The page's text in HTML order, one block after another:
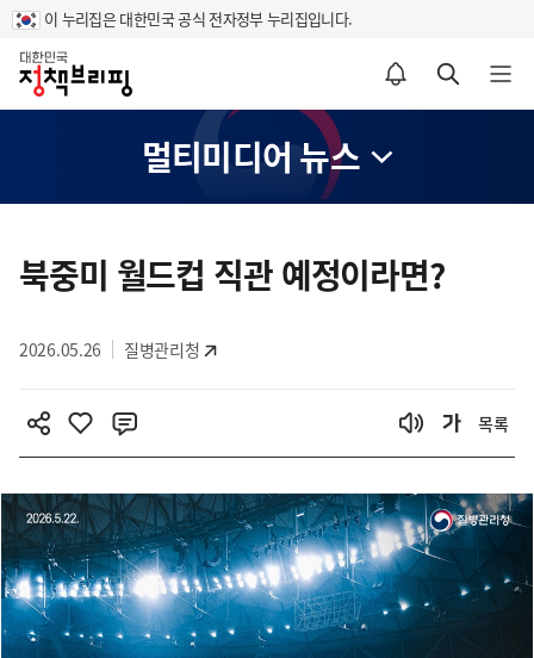
이 누리집은 대한민국 공식 전자정부 누리집입니다.
홈
알림설정 바로가기 검색 바로가기 메뉴 열기
멀티미디어 뉴스
텐
츠
역
북중미 월드컵 직관 예정이라면?
2026.05.26 질병관리청
목록